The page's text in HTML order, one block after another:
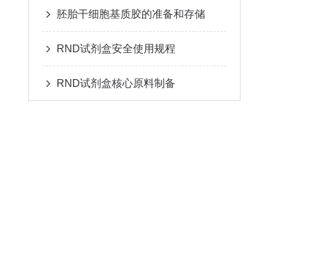
胚胎干细胞基质胶的准备和存储
RND试剂盒安全使用规程
RND试剂盒核心原料制备